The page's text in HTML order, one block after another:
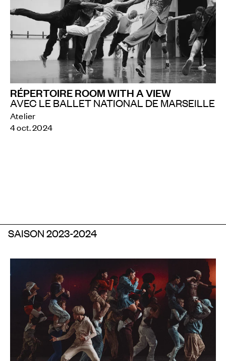
RÉPERTOIRE ROOM WITH A VIEW
AVEC LE BALLET NATIONAL DE MARSEILLE
Atelier
4 oct. 2024
SAISON 2023-2024